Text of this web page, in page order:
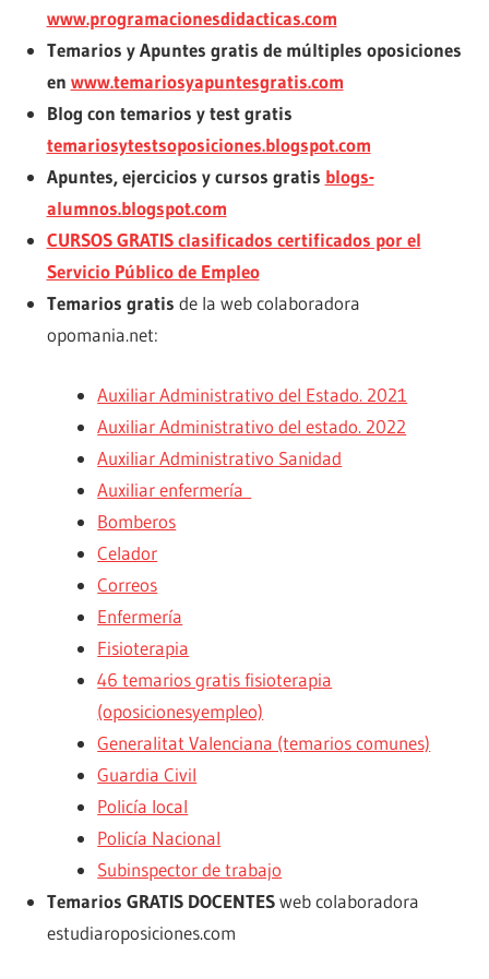
www.programacionesdidacticas.com
Temarios y Apuntes gratis de múltiples oposiciones
en www.temariosyapuntesgratis.com
Blog con temarios y test gratis
temariosytestsoposiciones.blogspot.com
Apuntes, ejercicios y cursos gratis blogs-
alumnos.blogspot.com
CURSOS GRATIS clasificados certificados por el
Servicio Público de Empleo
Temarios gratis de la web colaboradora
opomania.net:
Auxiliar Administrativo del Estado. 2021
Auxiliar Administrativo del estado. 2022
Auxiliar Administrativo Sanidad
Auxiliar enfermería
Bomberos
Celador
Correos
Enfermería
Fisioterapia
46 temarios gratis fisioterapia
(oposicionesyempleo)
Generalitat Valenciana (temarios comunes)
Guardia Civil
Policía local
Policía Nacional
Subinspector de trabajo
Temarios GRATIS DOCENTESweb colaboradora
estudiaroposiciones.com